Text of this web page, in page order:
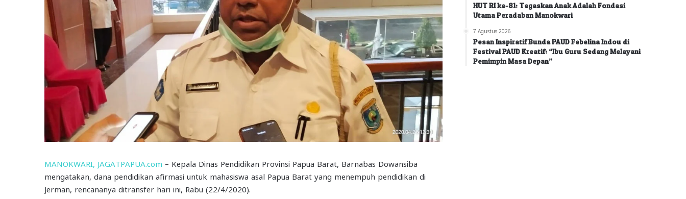
MANOKWARI, JAGATPAPUA.com – Kepala Dinas Pendidikan Provinsi Papua Barat, Barnabas Dowansiba
mengatakan, dana pendidikan afirmasi untuk mahasiswa asal Papua Barat yang menempuh pendidikan di
Jerman, rencananya ditransfer hari ini, Rabu (22/4/2020).
HUT RI ke-81: Tegaskan Anak Adalah Fondasi
Utama Peradaban Manokwari
7 Agustus 2026
Pesan Inspiratif Bunda PAUD Febelina Indou di
Festival PAUD Kreatif: “Ibu Guru Sedang Melayani
Pemimpin Masa Depan”